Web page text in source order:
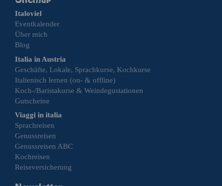
Italoviel
Eventkalender
Über mich
Blog
Italia in Austria
Geschäfte, Lokale, Sprachkurse, Kochkurse
Italienisch lernen (on- & offline)
Koch-/Baristakurse & Weindegustationen
Gutscheine
Viaggi in italia
Sprachreisen
Genussreisen
Genussreisen ABC
Kochreisen
Reiseversicherung